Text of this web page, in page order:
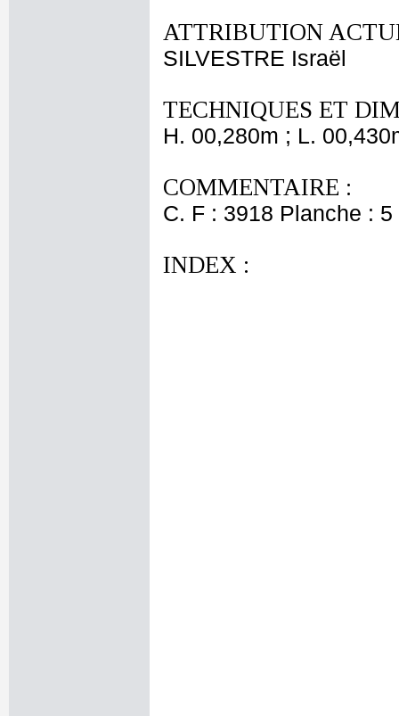
ATTRIBUTION
SILVESTRE Israël
TECHNIQUES ET
H. 00,280m ; L.
COMMENTAIRE :
C. F : 3918 Planche :
INDEX :